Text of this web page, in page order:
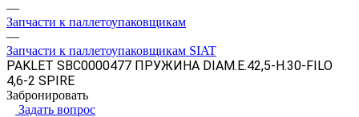
—
Запчасти к паллетоупаковщикам
—
Запчасти к паллетоупаковщикам SIAT
PAKLET SBC0000477 ПРУЖИНА DIAM.E.42,5-H.30-FILO
4,6-2 SPIRE
Забронировать
Задать вопрос